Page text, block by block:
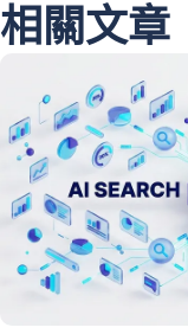
相關文章